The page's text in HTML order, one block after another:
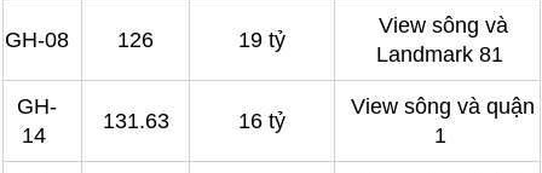
GH-08 126 19 tỷ
View sông và
Landmark 81
GH-
14
131.63 16 tỷ
View sông và quận
1